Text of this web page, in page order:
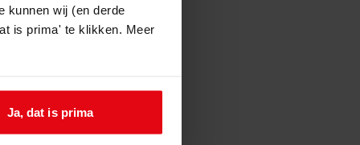
kunnen wij (en derde
is prima' te klikken. Meer
Ja, dat is prima